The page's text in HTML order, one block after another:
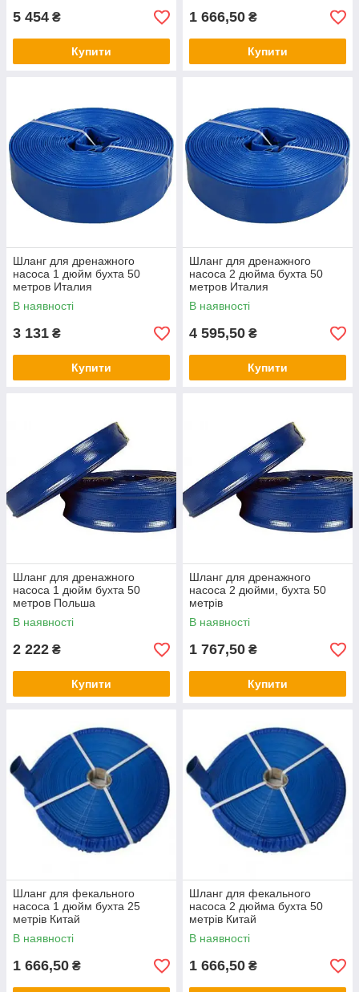
5 454 ₴
Купити
1 666,50 ₴
Купити
Шланг для дренажного
насоса 1 дюйм бухта 50
метров Италия
В наявності
3 131 ₴
Купити
Шланг для дренажного
насоса 2 дюйма бухта 50
метров Италия
В наявності
4 595,50 ₴
Купити
Шланг для дренажного
насоса 1 дюйм бухта 50
метров Польша
В наявності
2 222 ₴
Купити
Шланг для дренажного
насоса 2 дюйми, бухта 50
метрів
В наявності
1 767,50 ₴
Купити
Шланг для фекального
насоса 1 дюйм бухта 25
метрів Китай
В наявності
1 666,50 ₴
Шланг для фекального
насоса 2 дюйма бухта 50
метрів Китай
В наявності
1 666,50 ₴